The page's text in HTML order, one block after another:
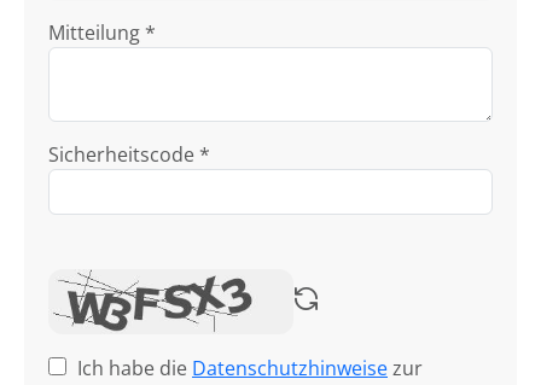
Mitteilung *
Sicherheitscode *
Ich habe die Datenschutzhinweisezur